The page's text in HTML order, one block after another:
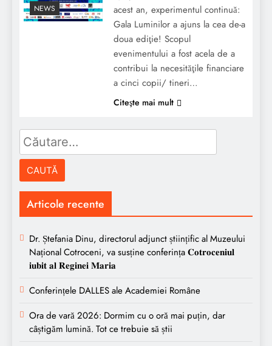
NEWS
acest an, experimentul continuă:
Gala Luminilor a ajuns la cea de-a
doua ediţie! Scopul
evenimentului a fost acela de a
contribui la necesităţile financiare
a cinci copii/ tineri…
Citeşte mai mult
Caută
după:
Articole recente
Dr. Ștefania Dinu, directorul adjunct științific al Muzeului
Național Cotroceni, va susține conferința 𝐂𝐨𝐭𝐫𝐨𝐜𝐞𝐧𝐢𝐮𝐥
𝐢𝐮𝐛𝐢𝐭 𝐚𝐥 𝐑𝐞𝐠𝐢𝐧𝐞𝐢 𝐌𝐚𝐫𝐢𝐚
Conferințele DALLES ale Academiei Române
Ora de vară 2026: Dormim cu o oră mai puțin, dar
câștigăm lumină. Tot ce trebuie să știi